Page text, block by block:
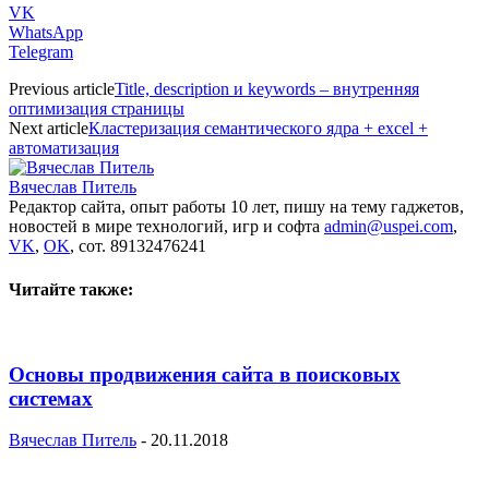
VK
WhatsApp
Telegram
Previous articleTitle, description и keywords – внутренняя
оптимизация страницы
Next articleКластеризация семантического ядра + excel +
автоматизация
Вячеслав Питель
Редактор сайта, опыт работы 10 лет, пишу на тему гаджетов,
новостей в мире технологий, игр и софта admin@uspei.com,
VK, OK, сот. 89132476241
Читайте также:
Основы продвижения сайта в поисковых
системах
Вячеслав Питель - 20.11.2018